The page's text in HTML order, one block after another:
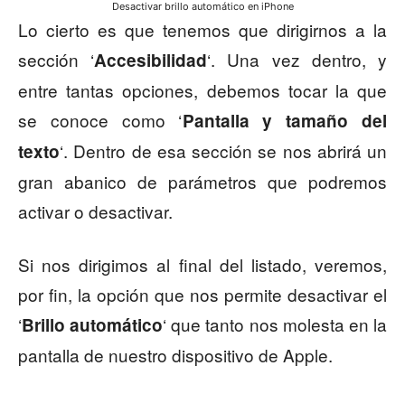
Desactivar brillo automático en iPhone
Lo cierto es que tenemos que dirigirnos a la
sección ‘Accesibilidad‘. Una vez dentro, y
entre tantas opciones, debemos tocar la que
se conoce como ‘Pantalla y tamaño del
texto‘. Dentro de esa sección se nos abrirá un
gran abanico de parámetros que podremos
activar o desactivar.
Si nos dirigimos al final del listado, veremos,
por fin, la opción que nos permite desactivar el
‘Brillo automático‘ que tanto nos molesta en la
pantalla de nuestro dispositivo de Apple.